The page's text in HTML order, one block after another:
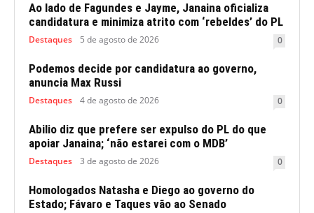
Ao lado de Fagundes e Jayme, Janaina oficializa
candidatura e minimiza atrito com ‘rebeldes’ do PL
Destaques 5 de agosto de 2026 0
Podemos decide por candidatura ao governo,
anuncia Max Russi
Destaques 4 de agosto de 2026 0
Abilio diz que prefere ser expulso do PL do que
apoiar Janaina; ‘não estarei com o MDB’
Destaques 3 de agosto de 2026 0
Homologados Natasha e Diego ao governo do
Estado; Fávaro e Taques vão ao Senado